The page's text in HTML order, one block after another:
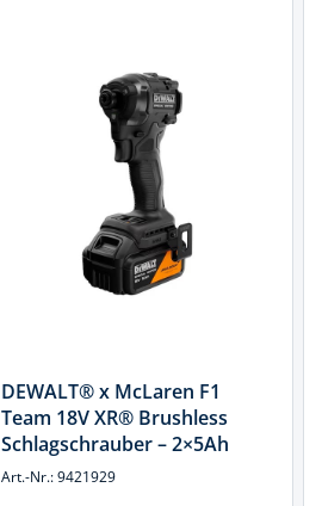
DEWALT® x McLaren F1
Team 18V XR® Brushless
Schlagschrauber – 2×5Ah
Art.-Nr.: 9421929